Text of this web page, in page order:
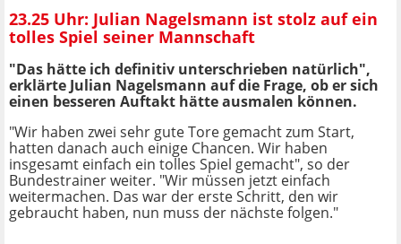
23.25 Uhr: Julian Nagelsmann ist stolz auf ein
tolles Spiel seiner Mannschaft
"Das hätte ich definitiv unterschrieben natürlich",
erklärte Julian Nagelsmann auf die Frage, ob er sich
einen besseren Auftakt hätte ausmalen können.
"Wir haben zwei sehr gute Tore gemacht zum Start,
hatten danach auch einige Chancen. Wir haben
insgesamt einfach ein tolles Spiel gemacht", so der
Bundestrainer weiter. "Wir müssen jetzt einfach
weitermachen. Das war der erste Schritt, den wir
gebraucht haben, nun muss der nächste folgen."